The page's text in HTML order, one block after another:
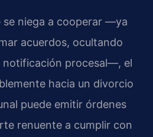
se niega a cooperar —ya
acuerdos, ocultando
notificación procesal—, el
hacia un divorcio
puede emitir órdenes
renuente a cumplir con